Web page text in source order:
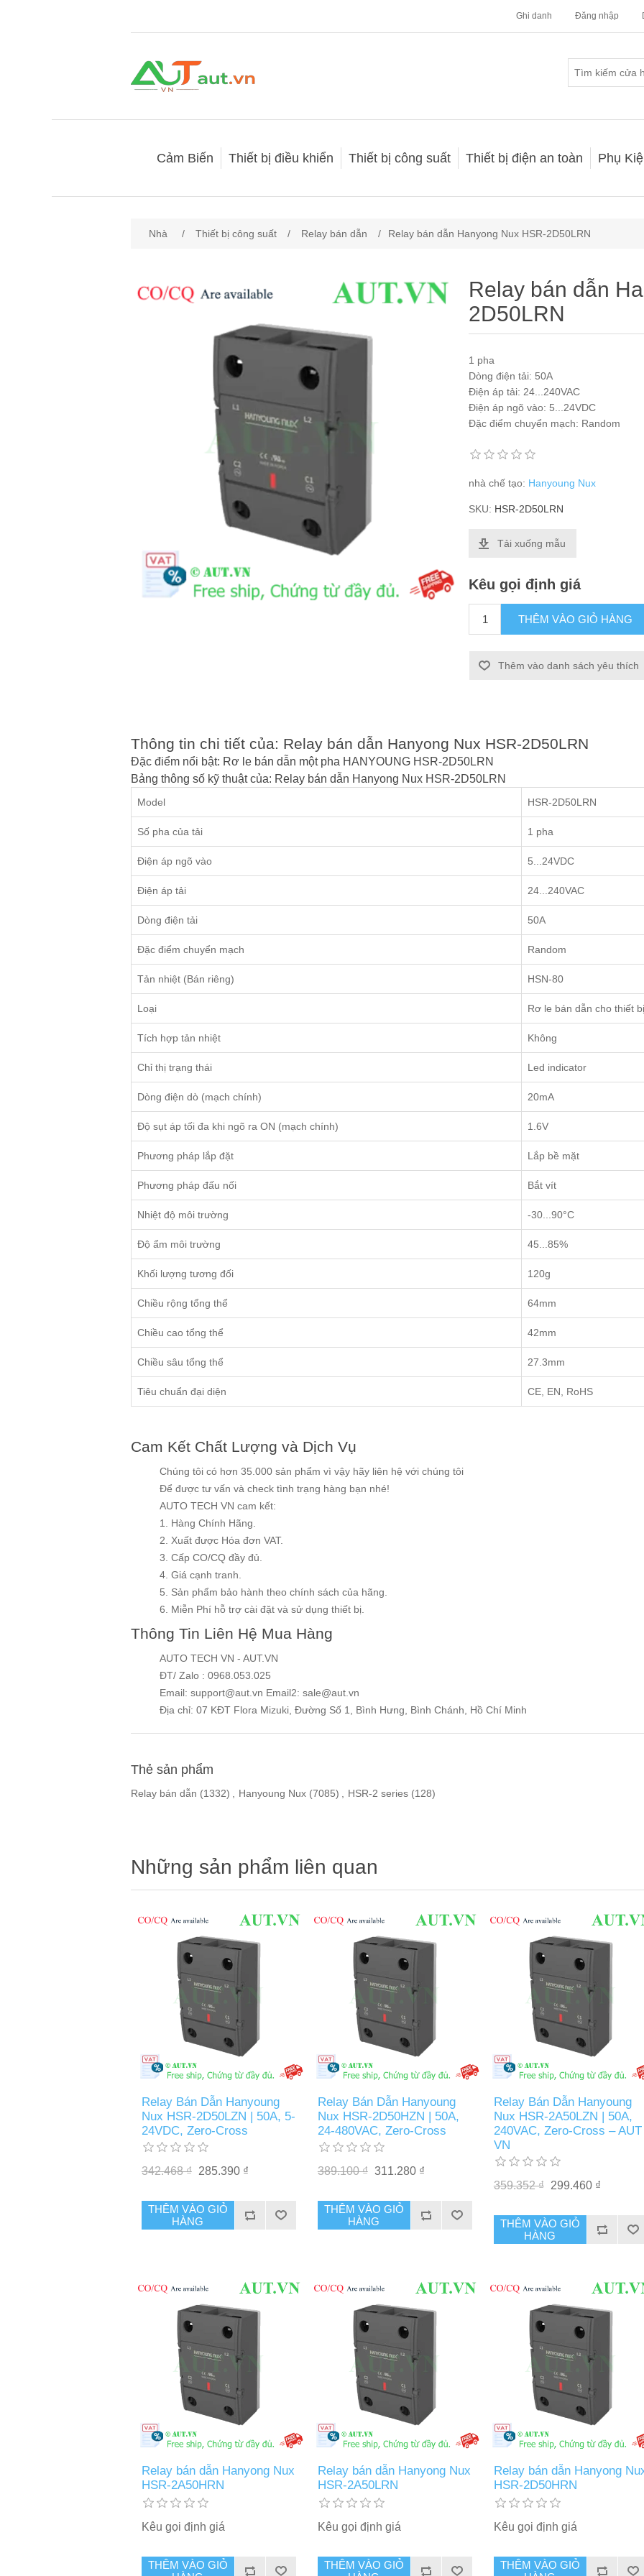
Ghi danh Đăng nhập
Cảm Biến Thiết bị điều khiển Thiết bị công suất Thiết bị điện an toàn Phụ
Nhà / Thiết bị công suất / Relay bán dẫn / Relay bán dẫn Hanyong Nux HSR-2D50LRN
Relay bán dẫn
2D50LRN
1 pha
Dòng điện tải: 50A
Điện áp tải: 24...240VAC
Điện áp ngõ vào: 5...24VDC
Đặc điểm chuyển mạch: Random
nhà chế tạo: Hanyoung Nux
SKU: HSR-2D50LRN
Tải xuống mẫu
Kêu gọi định giá
THÊM VÀO GIỎ HÀNG
Thêm vào danh sách yêu thích
Thông tin chi tiết của: Relay bán dẫn Hanyong Nux HSR-2D50LRN
Đặc điểm nổi bật: Rơ le bán dẫn một pha HANYOUNG HSR-2D50LRN
Bảng thông số kỹ thuật của: Relay bán dẫn Hanyong Nux HSR-2D50LRN
Model HSR-2D50LRN
Số pha của tải 1 pha
Điện áp ngõ vào 5...24VDC
Điện áp tải 24...240VAC
Dòng điện tải 50A
Đặc điểm chuyển mạch Random
Tản nhiệt (Bán riêng) HSN-80
Loại Rơ le bán dẫn cho thiết
Tích hợp tản nhiệt Không
Chỉ thị trạng thái Led indicator
Dòng điện dò (mạch chính) 20mA
Độ sụt áp tối đa khi ngõ ra ON (mạch chính) 1.6V
Phương pháp lắp đặt Lắp bề mặt
Phương pháp đấu nối Bắt vít
Nhiệt độ môi trường -30...90°C
Độ ẩm môi trường 45...85%
Khối lượng tương đối 120g
Chiều rộng tổng thể 64mm
Chiều cao tổng thể 42mm
Chiều sâu tổng thể 27.3mm
Tiêu chuẩn đại diện CE, EN, RoHS
Cam Kết Chất Lượng và Dịch Vụ
Chúng tôi có hơn 35.000 sản phẩm vì vậy hãy liên hệ với chúng tôi
Để được tư vấn và check tình trạng hàng bạn nhé!
AUTO TECH VN cam kết:
1. Hàng Chính Hãng.
2. Xuất được Hóa đơn VAT.
3. Cấp CO/CQ đầy đủ.
4. Giá cạnh tranh.
5. Sản phẩm bảo hành theo chính sách của hãng.
6. Miễn Phí hỗ trợ cài đặt và sử dụng thiết bị.
Thông Tin Liên Hệ Mua Hàng
AUTO TECH VN - AUT.VN
ĐT/ Zalo : 0968.053.025
Email: support@aut.vn Email2: sale@aut.vn
Địa chỉ: 07 KĐT Flora Mizuki, Đường Số 1, Bình Hưng, Bình Chánh, Hồ Chí Minh
Thẻ sản phẩm
Relay bán dẫn (1332) , Hanyoung Nux (7085) , HSR-2 series (128)
Những sản phẩm liên quan
Relay Bán Dẫn Hanyoung
Nux HSR-2D50LZN | 50A, 5-
24VDC, Zero-Cross
342.468 ₫ 285.390 ₫
THÊM VÀO GIỎ
HÀNG
Relay Bán Dẫn Hanyoung
Nux HSR-2D50HZN | 50A,
24-480VAC, Zero-Cross
389.100 ₫ 311.280 ₫
THÊM VÀO GIỎ
HÀNG
Relay Bán Dẫn Hanyoung
Nux HSR-2A50LZN | 50A,
240VAC, Zero-Cross – AUT
VN
359.352 ₫ 299.460 ₫
THÊM VÀO GIỎ
HÀNG
Relay bán dẫn Hanyong Nux
HSR-2A50HRN
Kêu gọi định giá
THÊM VÀO GIỎ
Relay bán dẫn Hanyong Nux
HSR-2A50LRN
Kêu gọi định giá
THÊM VÀO GIỎ
Relay bán dẫn Hanyong
HSR-2D50HRN
Kêu gọi định giá
THÊM VÀO GIỎ